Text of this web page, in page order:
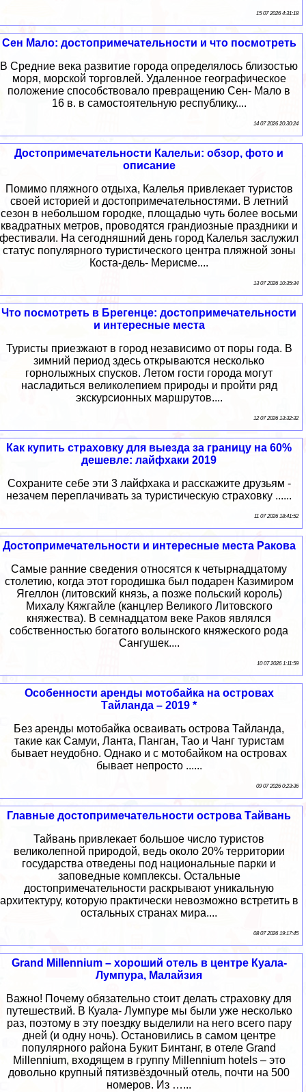
15 07 2026 4:31:18
Сен Мало: достопримечательности и что посмотреть
В Средние века развитие города определялось близостью
моря, морской торговлей. Удаленное географическое
положение способствовало превращению Сен- Мало в
16 в. в самостоятельную республику....
14 07 2026 20:30:24
Достопримечательности Калельи: обзор, фото и
описание
Помимо пляжного отдыха, Калелья привлекает туристов
своей историей и достопримечательностями. В летний
сезон в небольшом городке, площадью чуть более восьми
квадратных метров, проводятся грандиозные праздники и
фестивали. На сегодняшний день город Калелья заслужил
статус популярного туристического центра пляжной зоны
Коста-дель- Мерисме....
13 07 2026 10:35:34
Что посмотреть в Брегенце: достопримечательности
и интересные места
Туристы приезжают в город независимо от поры года. В
зимний период здесь открываются несколько
горнолыжных спусков. Летом гости города могут
насладиться великолепием природы и пройти ряд
экскурсионных маршрутов....
12 07 2026 13:32:32
Как купить страховку для выезда за границу на 60%
дешевле: лайфхаки 2019
Сохраните себе эти 3 лайфхака и расскажите друзьям -
незачем переплачивать за туристическую страховку ......
11 07 2026 18:41:52
Достопримечательности и интересные места Ракова
Самые ранние сведения относятся к четырнадцатому
столетию, когда этот городишка был подарен Казимиром
Ягеллон (литовский князь, а позже польский король)
Михалу Кяжгайле (канцлер Великого Литовского
княжества). В семнадцатом веке Раков являлся
собственностью богатого волынского княжеского рода
Сангушек....
10 07 2026 1:11:59
Особенности аренды мотобайка на островах
Тайланда – 2019 *
Без аренды мотобайка осваивать острова Тайланда,
такие как Самуи, Ланта, Панган, Тао и Чанг туристам
бывает неудобно. Однако и с мотобайком на островах
бывает непросто ......
09 07 2026 0:23:36
Главные достопримечательности острова Тайвань
Тайвань привлекает большое число туристов
великолепной природой, ведь около 20% территории
государства отведены под национальные парки и
заповедные комплексы. Остальные
достопримечательности раскрывают уникальную
архитектуру, которую практически невозможно встретить в
остальных странах мира....
08 07 2026 19:17:45
Grand Millennium – хороший отель в центре Куала-
Лумпура, Малайзия
Важно! Почему обязательно стоит делать страховку для
путешествий. В Куала- Лумпуре мы были уже несколько
раз, поэтому в эту поездку выделили на него всего пару
дней (и одну ночь). Остановились в самом центре
популярного района Букит Бинтанг, в отеле Grand
Millennium, входящем в группу Millennium hotels – это
довольно крупный пятизвёздочный отель, почти на 500
номеров. Из …...